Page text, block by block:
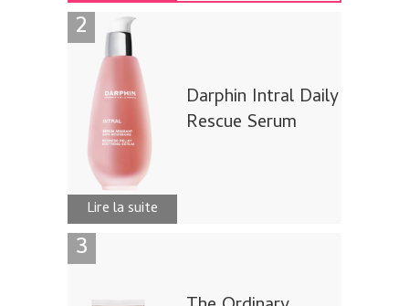
Darphin Intral Daily
Rescue Serum
Lire la suite